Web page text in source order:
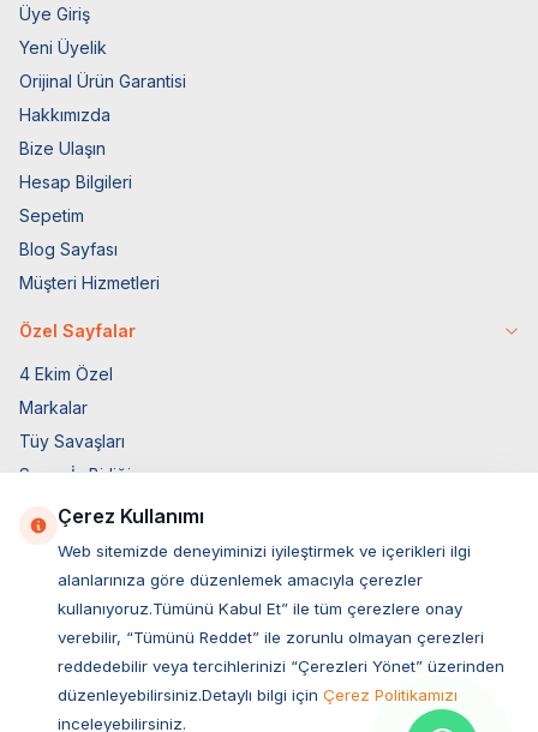
Üye Giriş
Yeni Üyelik
Orijinal Ürün Garantisi
Hakkımızda
Bize Ulaşın
Hesap Bilgileri
Sepetim
Blog Sayfası
Müşteri Hizmetleri
Özel Sayfalar
4 Ekim Özel
Markalar
Tüy Savaşları
Socar İş Birliği
İyzico İş Birliği
Mobil Uygulama
Çerez Kullanımı
Web sitemizde deneyiminizi iyileştirmek ve içerikleri ilgi
alanlarınıza göre düzenlemek amacıyla çerezler
kullanıyoruz.Tümünü Kabul Et” ile tüm çerezlere onay
verebilir, “Tümünü Reddet” ile zorunlu olmayan çerezleri
reddedebilir veya tercihlerinizi “Çerezleri Yönet” üzerinden
düzenleyebilirsiniz.Detaylı bilgi için Çerez Politikamızı
inceleyebilirsiniz.